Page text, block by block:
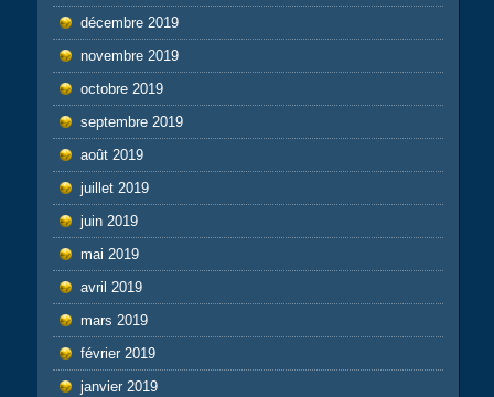
décembre 2019
novembre 2019
octobre 2019
septembre 2019
août 2019
juillet 2019
juin 2019
mai 2019
avril 2019
mars 2019
février 2019
janvier 2019